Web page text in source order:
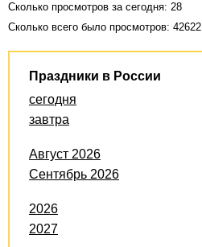
Сколько просмотров за сегодня: 28
Сколько всего было просмотров: 42622
Праздники в России
сегодня
завтра
Август 2026
Сентябрь 2026
2026
2027